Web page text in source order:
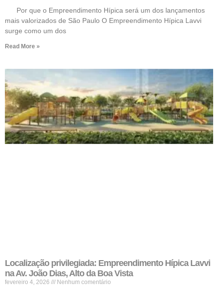
Por que o Empreendimento Hípica será um dos lançamentos
mais valorizados de São Paulo O Empreendimento Hípica Lavvi
surge como um dos
Read More »
Localização privilegiada: Empreendimento Hípica Lavvi
na Av. João Dias, Alto da Boa Vista
fevereiro 4, 2026 Nenhum comentário